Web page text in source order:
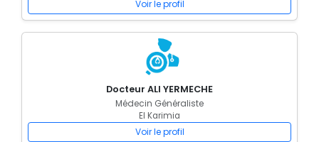
Voir le profil
Docteur ALI YERMECHE
Médecin Généraliste
El Karimia
Voir le profil